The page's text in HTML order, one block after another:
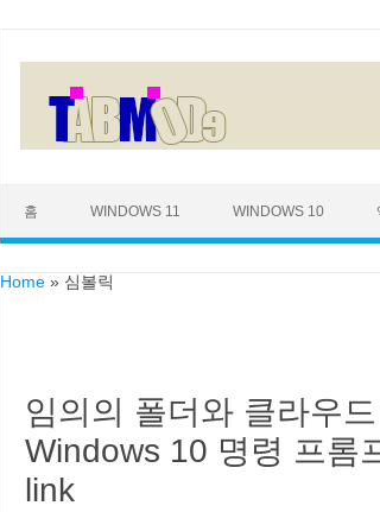
홈 WINDOWS 11 WINDOWS 10
Home » 심볼릭
임의의 폴더와 클라우
Windows 10 명령 프롬
link